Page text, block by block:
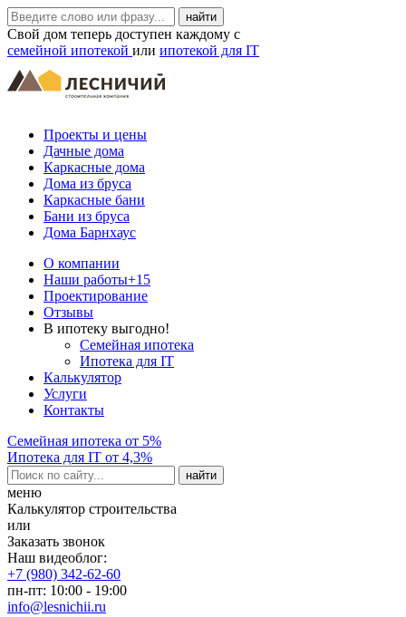
Свой дом теперь доступен каждому с
семейной ипотекой или ипотекой для IT
Проекты и цены
Дачные дома
Каркасные дома
Дома из бруса
Каркасные бани
Бани из бруса
Дома Барнхаус
О компании
Наши работы+15
Проектирование
Отзывы
В ипотеку выгодно!
Семейная ипотека
Ипотека для IT
Калькулятор
Услуги
Контакты
Семейная ипотека от 5%
Ипотека для IT от 4,3%
меню
Калькулятор строительства
или
Заказать звонок
Наш видеоблог:
+7 (980) 342-62-60
пн-пт: 10:00 - 19:00
info@lesnichii.ru